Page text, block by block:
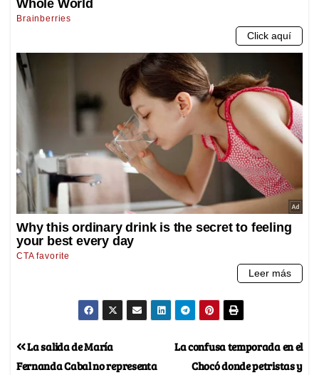
La confusa temporada en el
Chocó donde petristas y
La salida de María
Fernanda Cabal no representa